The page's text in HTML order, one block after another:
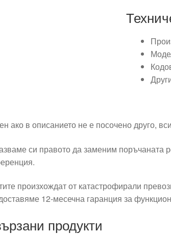
ако в описанието не е посочено друго,
си правото да заменим поръчаната
произхождат от катастрофирали
12-месечна гаранция за
продукти